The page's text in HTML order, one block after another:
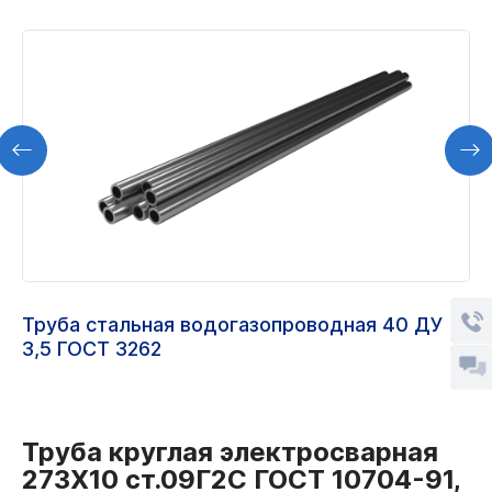
Труба стальная водогазопроводная 40 ДУ
3,5 ГОСТ 3262
Труба круглая электросварная
273Х10 ст.09Г2С ГОСТ 10704-91,